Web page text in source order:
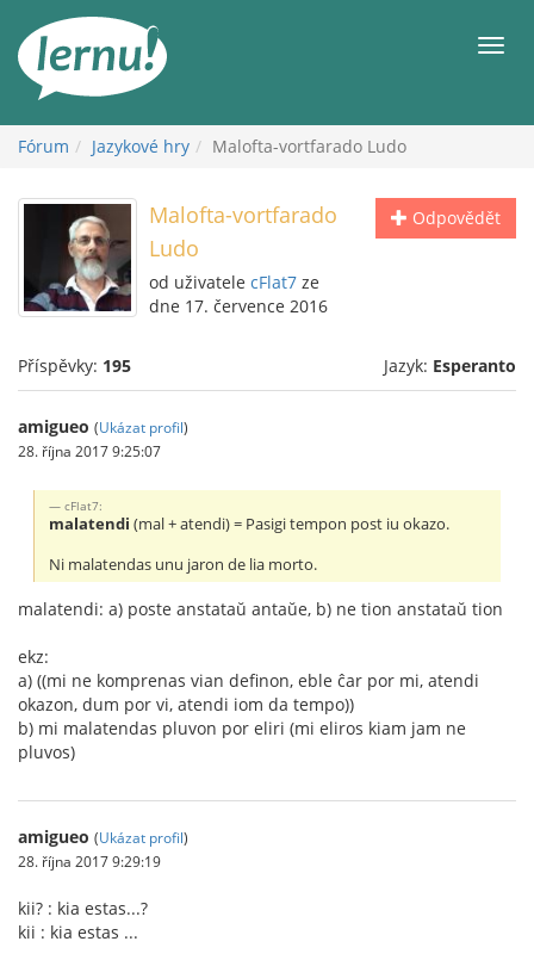
obsahu
Fórum Jazykové hry Malofta-vortfarado Ludo
Odpovědět
Malofta-vortfarado
Ludo
od uživatele cFlat7 ze
dne 17. července 2016
Příspěvky: 195 Jazyk: Esperanto
amigueo (Ukázat profil)
28. října 2017 9:25:07
cFlat7:
malatendi (mal + atendi) = Pasigi tempon post iu okazo.
Ni malatendas unu jaron de lia morto.
malatendi: a) poste anstataŭ antaŭe, b) ne tion anstataŭ tion
ekz:
a) ((mi ne komprenas vian definon, eble ĉar por mi, atendi
okazon, dum por vi, atendi iom da tempo))
b) mi malatendas pluvon por eliri (mi eliros kiam jam ne
pluvos)
amigueo (Ukázat profil)
28. října 2017 9:29:19
kii? : kia estas...?
kii : kia estas ...